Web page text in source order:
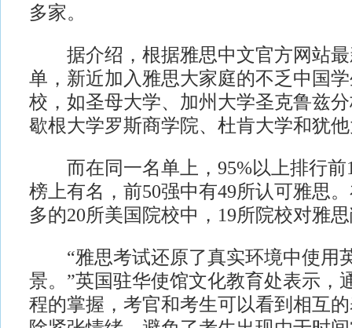
多家。
据介绍，根据雅思中文官方网站最
单，新近加入雅思大家庭的不乏中国
校，如圣母大学、加州大学圣克鲁兹
歇根大学罗斯商学院、杜肯大学和犹
而在同一名单上，95%以上排行前
榜上有名，前50强中有49所认可雅思
多的20所美国院校中，19所院校对雅
“雅思考试还原了真实环境中使用
景。”英国驻华使馆文化教育处表示，
程的掌握，考官和考生可以看到相互